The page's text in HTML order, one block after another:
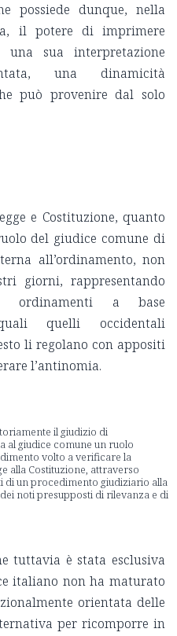
dunque, nella
il potere di imprimere
una sua interpretazione
una dinamicità
può provenire dal solo
e Costituzione, quanto
del giudice comune di
all’ordinamento, non
giorni, rappresentando
ordinamenti a base
quelli occidentali
li regolano con appositi
l’antinomia.
il giudizio di
al giudice comune un ruolo
volto a verificare la
alla Costituzione, attraverso
di un procedimento giudiziario alla
noti presupposti di rilevanza e di
tuttavia è stata esclusiva
italiano non ha maturato
orientata delle
per ricomporre in